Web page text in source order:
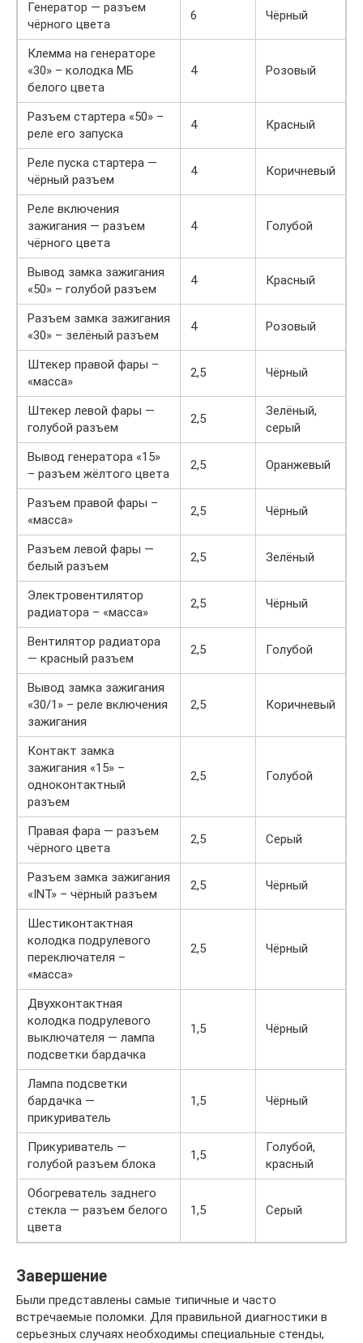
Генератор — разъем
чёрного цвета
6 Чёрный
Клемма на генераторе
«30» – колодка МБ
белого цвета
4 Розовый
Разъем стартера «50» –
реле его запуска
4 Красный
Реле пуска стартера —
чёрный разъем
4 Коричневый
Реле включения
зажигания — разъем
чёрного цвета
4 Голубой
Вывод замка зажигания
«50» – голубой разъем
4 Красный
Разъем замка зажигания
«30» – зелёный разъем
4 Розовый
Штекер правой фары –
«масса»
2,5 Чёрный
Штекер левой фары —
голубой разъем
2,5
Зелёный,
серый
Вывод генератора «15»
– разъем жёлтого цвета
2,5 Оранжевый
Разъем правой фары –
«масса»
2,5 Чёрный
Разъем левой фары —
белый разъем
2,5 Зелёный
Электровентилятор
радиатора – «масса»
2,5 Чёрный
Вентилятор радиатора
— красный разъем
2,5 Голубой
Вывод замка зажигания
«30/1» – реле включения
зажигания
2,5 Коричневый
Контакт замка
зажигания «15» –
одноконтактный
разъем
2,5 Голубой
Правая фара — разъем
чёрного цвета
2,5 Серый
Разъем замка зажигания
«INT» – чёрный разъем
2,5 Чёрный
Шестиконтактная
колодка подрулевого
переключателя –
«масса»
2,5 Чёрный
Двухконтактная
колодка подрулевого
выключателя — лампа
подсветки бардачка
1,5 Чёрный
Лампа подсветки
бардачка —
прикуриватель
1,5 Чёрный
Прикуриватель —
голубой разъем блока
1,5
Голубой,
красный
Обогреватель заднего
стекла — разъем белого
цвета
1,5 Серый
Завершение
Были представлены самые типичные и часто
встречаемые поломки. Для правильной диагностики в
серьезных случаях необходимы специальные стенды,